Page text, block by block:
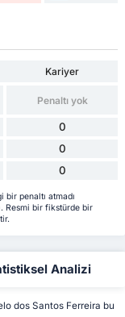
Kariyer
Penaltı yok
0
0
0
penaltı atmadı
Resmi bir fikstürde bir
Analizi
dos Santos Ferreira bu